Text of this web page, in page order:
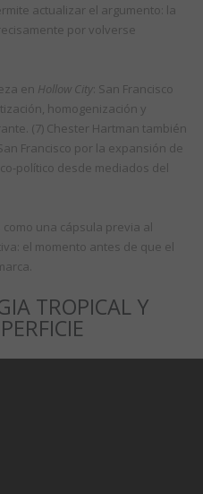
actualizar el argumento: la
por volverse
en Hollow City : San Francisco
homogenización y
(7) Chester Hartman también
Francisco por la expansión de
político desde mediados del
una cápsula previa al
el momento antes de que el
TROPICAL Y